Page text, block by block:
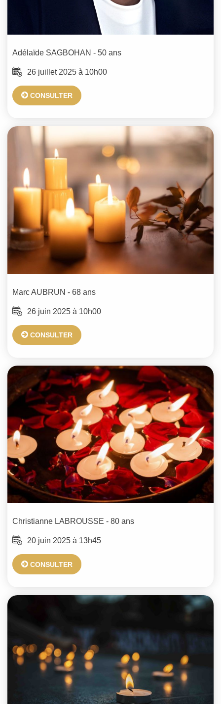
Adélaïde SAGBOHAN - 50 ans
26 juillet 2025 à 10h00
CONSULTER
MarcAUBRUN - 68 ans
26 juin 2025 à 10h00
CONSULTER
Christianne LABROUSSE - 80 ans
20 juin 2025 à 13h45
CONSULTER